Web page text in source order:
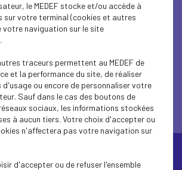
le MEDEF stocke et/ou accède à
sur votre terminal (cookies et autres
votre naviguation sur le site
traceurs permettent au MEDEF de
et la performance du site, de réaliser
ou encore de personnaliser votre
Sauf dans le cas des boutons de
sociaux, les informations stockées
à aucun tiers. Votre choix d'accepter ou
n'affectera pas votre navigation sur
d'accepter ou de refuser l'ensemble